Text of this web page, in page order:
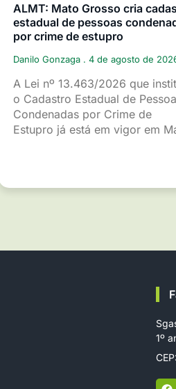
ALMT: Mato Grosso cria
estadual de pessoas
por crime de estupro
Danilo Gonzaga 4 de agosto de
A Lei nº 13.463/2026 que
o Cadastro Estadual de
Condenadas por Crime de
Estupro já está em vigor em
1º